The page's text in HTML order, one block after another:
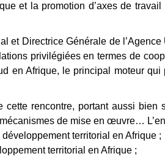
et la promotion d’axes de
et Directrice Générale de
privilégiées en termes de
en Afrique, le principal moteur
cette rencontre, portant aussi
de mise en œuvre…
territorial en Afrique ;
territorial en Afrique ;